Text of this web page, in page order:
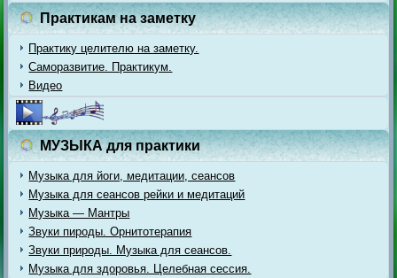
Практикам на заметку
Практику целителю на заметку.
Саморазвитие. Практикум.
Видео
МУЗЫКА для практики
Музыка для йоги, медитации, сеансов
Музыка для сеансов рейки и медитаций
Музыка — Мантры
Звуки пироды. Орнитотерапия
Звуки природы. Музыка для сеансов.
Музыка для здоровья. Целебная сессия.